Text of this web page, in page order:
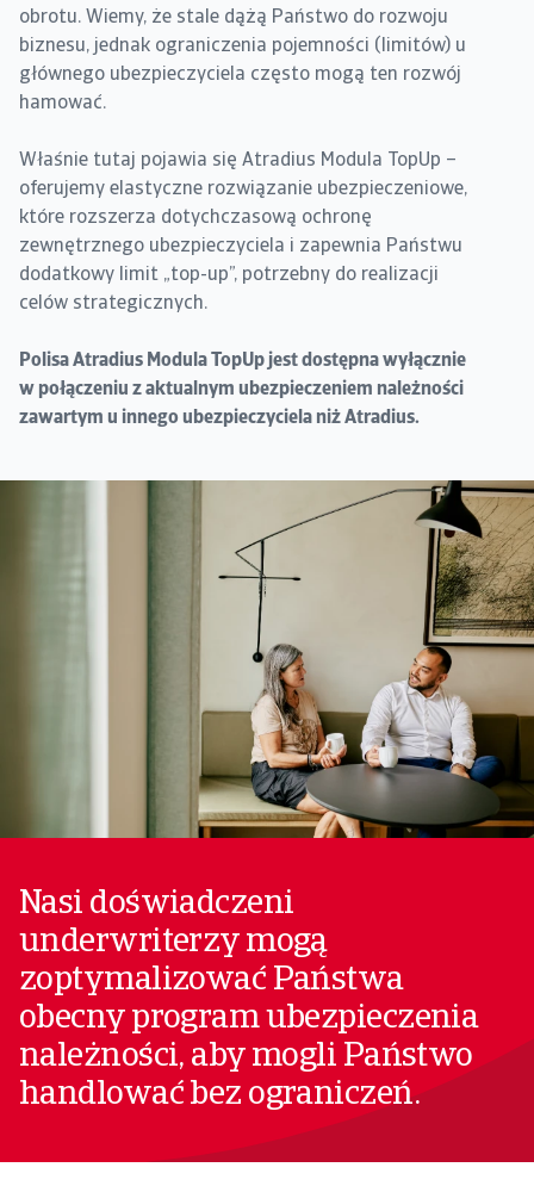
obrotu. Wiemy, że stale dążą Państwo do rozwoju
biznesu, jednak ograniczenia pojemności (limitów) u
głównego ubezpieczyciela często mogą ten rozwój
hamować.
Właśnie tutaj pojawia się Atradius Modula TopUp –
oferujemy elastyczne rozwiązanie ubezpieczeniowe,
które rozszerza dotychczasową ochronę
zewnętrznego ubezpieczyciela i zapewnia Państwu
dodatkowy limit „top-up”, potrzebny do realizacji
celów strategicznych.
Polisa Atradius Modula TopUp jest dostępna wyłącznie
w połączeniu z aktualnym ubezpieczeniem należności
zawartym u innego ubezpieczyciela niż Atradius.
Nasi doświadczeni
underwriterzy mogą
zoptymalizować Państwa
obecny program ubezpieczenia
należności, aby mogli Państwo
handlować bez ograniczeń.